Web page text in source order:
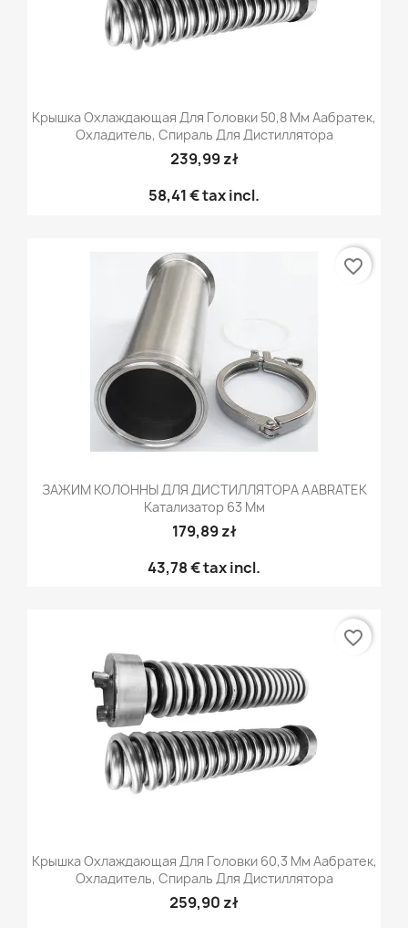
Крышка Охлаждающая Для Головки 50,8 Мм Аабратек,
Охладитель, Спираль Для Дистиллятора
239,99 zł
58,41 €tax incl.
ЗАЖИМ КОЛОННЫ ДЛЯ ДИСТИЛЛЯТОРА AABRATEK
Катализатор 63 Мм
179,89 zł
43,78 €tax incl.
favorite_border
Крышка Охлаждающая Для Головки 60,3 Мм Аабратек,
Охладитель, Спираль Для Дистиллятора
259,90 zł
favorite_border